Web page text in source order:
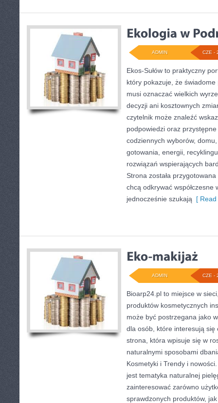
CZE -
ADMIN
Ekos-Sułów to praktyczny
który pokazuje, że
musi oznaczać wielkich
decyzji ani kosztownych
czytelnik może znaleźć
podpowiedzi oraz
codziennych wyborów,
gotowania, energii,
rozwiązań wspierających
Strona została
chcą odkrywać współczesne
jednocześnie szukają [
CZE -
ADMIN
Bioarp24.pl to miejsce w
produktów kosmetycznych
może być postrzegana jako
dla osób, które interesują się
strona, która wpisuje się w
naturalnymi sposobami
Kosmetyki i Trendy i
jest tematyka naturalnej
zainteresować zarówno
sprawdzonych produktów,